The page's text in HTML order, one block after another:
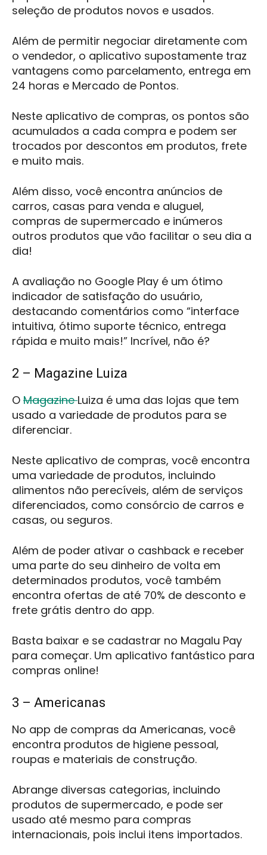
seleção de produtos novos e usados.
Além de permitir negociar diretamente com
o vendedor, o aplicativo supostamente traz
vantagens como parcelamento, entrega em
24 horas e Mercado de Pontos.
Neste aplicativo de compras, os pontos são
acumulados a cada compra e podem ser
trocados por descontos em produtos, frete
e muito mais.
Além disso, você encontra anúncios de
carros, casas para venda e aluguel,
compras de supermercado e inúmeros
outros produtos que vão facilitar o seu dia a
dia!
A avaliação no Google Play é um ótimo
indicador de satisfação do usuário,
destacando comentários como “interface
intuitiva, ótimo suporte técnico, entrega
rápida e muito mais!” Incrível, não é?
2 – Magazine Luiza
O MagazineLuiza é uma das lojas que tem
usado a variedade de produtos para se
diferenciar.
Neste aplicativo de compras, você encontra
uma variedade de produtos, incluindo
alimentos não perecíveis, além de serviços
diferenciados, como consórcio de carros e
casas, ou seguros.
Além de poder ativar o cashback e receber
uma parte do seu dinheiro de volta em
determinados produtos, você também
encontra ofertas de até 70% de desconto e
frete grátis dentro do app.
Basta baixar e se cadastrar no Magalu Pay
para começar. Um aplicativo fantástico para
compras online!
3 – Americanas
No app de compras da Americanas, você
encontra produtos de higiene pessoal,
roupas e materiais de construção.
Abrange diversas categorias, incluindo
produtos de supermercado, e pode ser
usado até mesmo para compras
internacionais, pois inclui itens importados.